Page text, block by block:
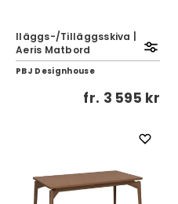
Iläggs-/Tilläggsskiva |
Aeris Matbord
PBJ Designhouse
fr. 3 595 kr